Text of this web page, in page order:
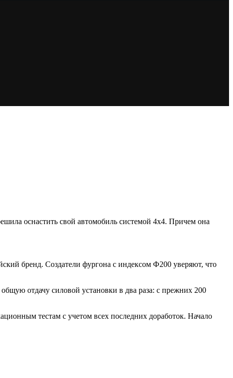
оснастить свой автомобиль системой 4х4. Причем она
бренд. Создатели фургона с индексом Ф200 уверяют, что
отдачу силовой установки в два раза: с прежних 200
тестам с учетом всех последних доработок. Начало